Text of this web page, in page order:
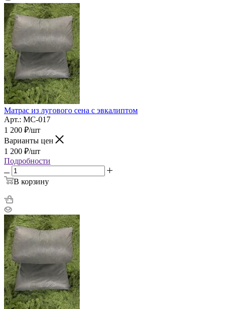
Матрас из лугового сена с эвкалиптом
Арт.: МС-017
1 200 ₽/шт
Варианты цен
1 200 ₽/шт
Подробности
В корзину